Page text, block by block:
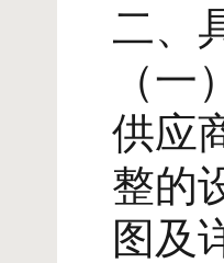
二、
（
供应
整的
图及